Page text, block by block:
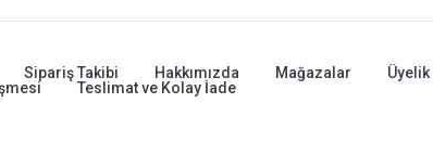
Sipariş Takibi Hakkımızda Mağazalar
Teslimat ve Kolay İade